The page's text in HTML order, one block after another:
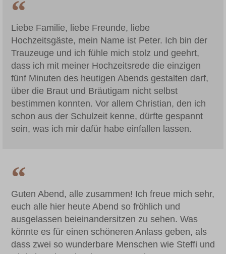
Liebe Familie, liebe Freunde, liebe
Hochzeitsgäste, mein Name ist Peter. Ich bin der
Trauzeuge und ich fühle mich stolz und geehrt,
dass ich mit meiner Hochzeitsrede die einzigen
fünf Minuten des heutigen Abends gestalten darf,
über die Braut und Bräutigam nicht selbst
bestimmen konnten. Vor allem Christian, den ich
schon aus der Schulzeit kenne, dürfte gespannt
sein, was ich mir dafür habe einfallen lassen.
Guten Abend, alle zusammen! Ich freue mich sehr,
euch alle hier heute Abend so fröhlich und
ausgelassen beieinandersitzen zu sehen. Was
könnte es für einen schöneren Anlass geben, als
dass zwei so wunderbare Menschen wie Steffi und